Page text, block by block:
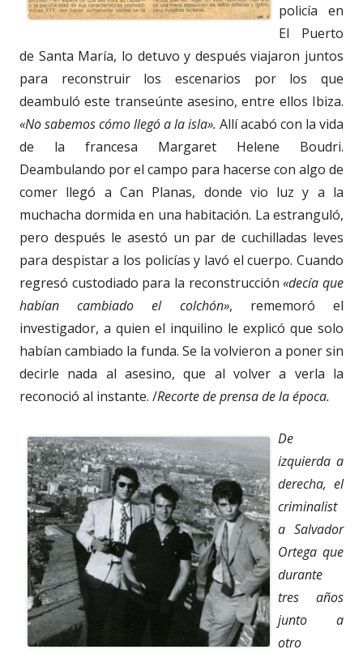
policía en
El Puerto
de Santa María, lo detuvo y después viajaron juntos
para reconstruir los escenarios por los que
deambuló este transeúnte asesino, entre ellos Ibiza.
«No sabemos cómo llegó a la isla». Allí acabó con la vida
de la francesa Margaret Helene Boudri.
Deambulando por el campo para hacerse con algo de
comer llegó a Can Planas, donde vio luz y a la
muchacha dormida en una habitación. La estranguló,
pero después le asestó un par de cuchilladas leves
para despistar a los policías y lavó el cuerpo. Cuando
regresó custodiado para la reconstrucción«decía que
habían cambiado el colchón», rememoró el
investigador, a quien el inquilino le explicó que solo
habían cambiado la funda. Se la volvieron a poner sin
decirle nada al asesino, que al volver a verla la
reconoció al instante. /Recorte de prensa de la época.
De
izquierda a
derecha, el
criminalist
a Salvador
Ortega que
durante
tres años
junto a
otro